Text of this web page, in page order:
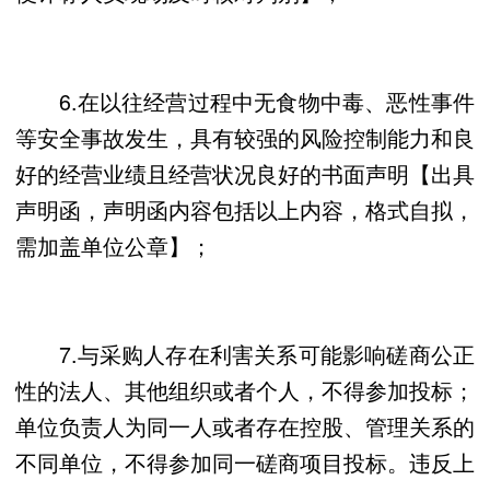
6.在以往经营过程中无食物中毒、恶性事件
等安全事故发生，具有较强的风险控制能力和良
好的经营业绩且经营状况良好的书面声明【出具
声明函，声明函内容包括以上内容，格式自拟，
需加盖单位公章】；
7.与采购人存在利害关系可能影响磋商公正
性的法人、其他组织或者个人，不得参加投标；
单位负责人为同一人或者存在控股、管理关系的
不同单位，不得参加同一磋商项目投标。违反上